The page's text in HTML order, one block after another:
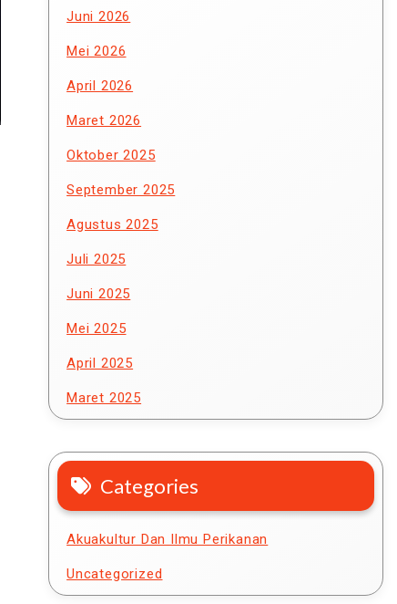
Juni 2026
Mei 2026
April 2026
Maret 2026
Oktober 2025
September 2025
Agustus 2025
Juli 2025
Juni 2025
Mei 2025
April 2025
Maret 2025
Categories
Akuakultur Dan Ilmu Perikanan
Uncategorized